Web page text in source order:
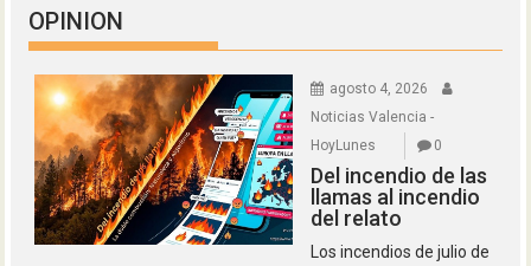
OPINION
agosto 4, 2026
Noticias Valencia -
HoyLunes
0
Del incendio de las
llamas al incendio
del relato
Los incendios de julio de